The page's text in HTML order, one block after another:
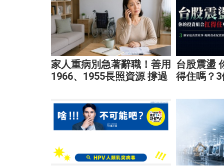
家人重病別急著辭職！善用
1966、1955長照資源 撐過
台股震盪
得住嗎？